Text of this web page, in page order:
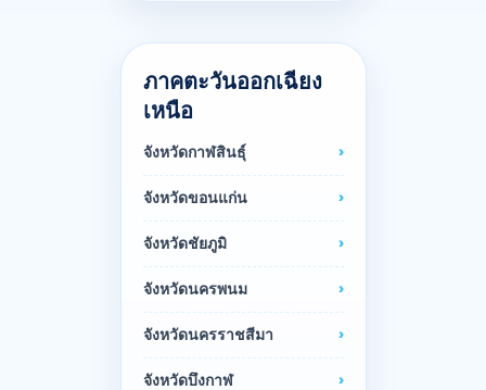
ภาคตะวันออกเฉียง
เหนือ
จังหวัดกาฬสินธุ์
จังหวัดขอนแก่น
จังหวัดชัยภูมิ
จังหวัดนครพนม
จังหวัดนครราชสีมา
จังหวัดบึงกาฬ